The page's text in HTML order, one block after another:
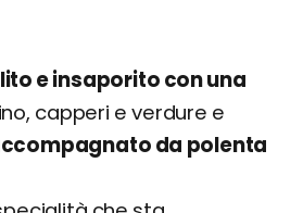
e insaporito con una
capperi e verdure e
da polenta